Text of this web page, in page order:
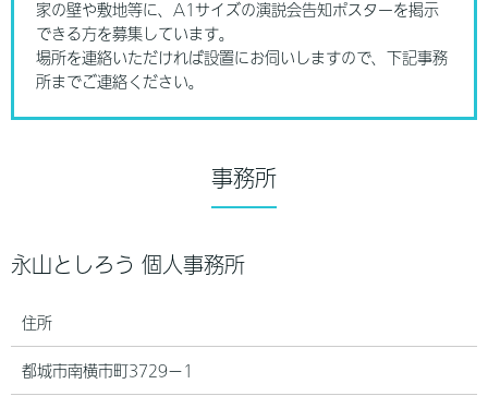
家の壁や敷地等に、A1サイズの演説会告知ポスターを掲示
できる方を募集しています。
場所を連絡いただければ設置にお伺いしますので、下記事務
所までご連絡ください。
事務所
永山としろう 個人事務所
住所
都城市南横市町3729−1